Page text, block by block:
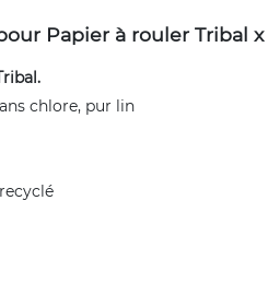
Papier à rouler Tribal x
chlore, pur lin